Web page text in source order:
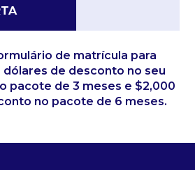
de matrícula para
dólares de desconto no seu
pacote de 3 meses e $2,000
no pacote de 6 meses.